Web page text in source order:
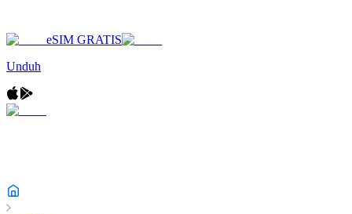
eSIM GRATIS
Unduh